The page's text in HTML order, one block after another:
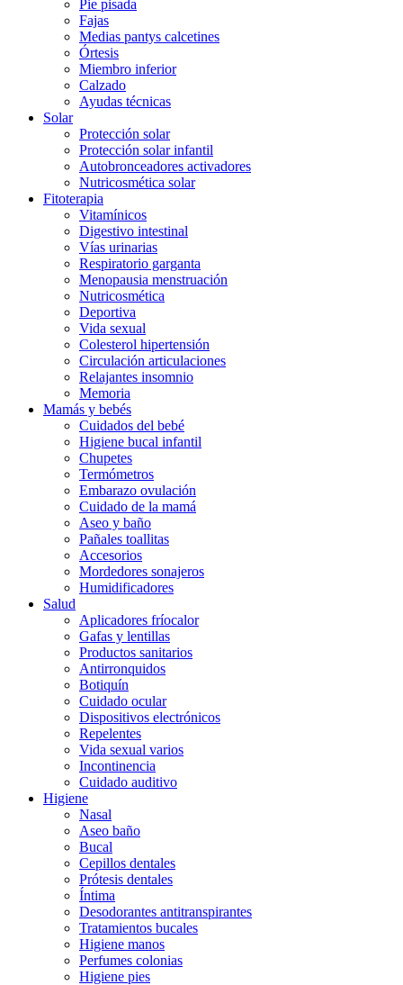
Pie pisada
Fajas
Medias pantys calcetines
Órtesis
Miembro inferior
Calzado
Ayudas técnicas
Solar
Protección solar
Protección solar infantil
Autobronceadores activadores
Nutricosmética solar
Fitoterapia
Vitamínicos
Digestivo intestinal
Vías urinarias
Respiratorio garganta
Menopausia menstruación
Nutricosmética
Deportiva
Vida sexual
Colesterol hipertensión
Circulación articulaciones
Relajantes insomnio
Memoria
Mamás y bebés
Cuidados del bebé
Higiene bucal infantil
Chupetes
Termómetros
Embarazo ovulación
Cuidado de la mamá
Aseo y baño
Pañales toallitas
Accesorios
Mordedores sonajeros
Humidificadores
Salud
Aplicadores fríocalor
Gafas y lentillas
Productos sanitarios
Antirronquidos
Botiquín
Cuidado ocular
Dispositivos electrónicos
Repelentes
Vida sexual varios
Incontinencia
Cuidado auditivo
Higiene
Nasal
Aseo baño
Bucal
Cepillos dentales
Prótesis dentales
Íntima
Desodorantes antitranspirantes
Tratamientos bucales
Higiene manos
Perfumes colonias
Higiene pies